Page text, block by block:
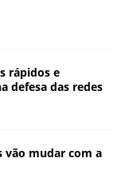
rápidos e
defesa das redes
vão mudar com a